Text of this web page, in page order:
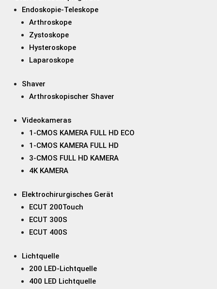
Endoskopie-Teleskope
Arthroskope
Zystoskope
Hysteroskope
Laparoskope
Shaver
Arthroskopischer Shaver
Videokameras
1-CMOS KAMERA FULL HD ECO
1-CMOS KAMERA FULL HD
3-CMOS FULL HD KAMERA
4K KAMERA
Elektrochirurgisches Gerät
ECUT 200Touch
ECUT 300S
ECUT 400S
Lichtquelle
200 LED-Lichtquelle
400 LED Lichtquelle